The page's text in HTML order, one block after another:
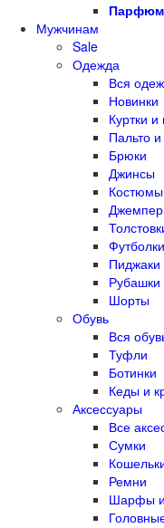
Парфюм
Мужчинам
Sale
Одежда
Вся
Новинки
Куртки и
Пальто
Брюки
Джинсы
Костюмы
Пиджаки
Рубашки
Шорты
Обувь
Вся
Туфли
Ботинки
Кеды и
Аксессуары
Все
Сумки
Ремни
Шарфы